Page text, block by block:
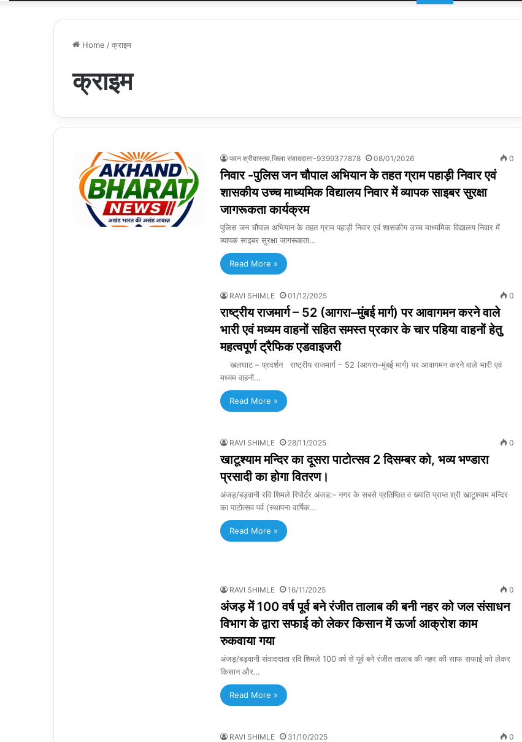
BHARAT
Home /क्राइम
क्राइम
पवन श्रीवास्तव,जिला संवाददाता-9399377878 08/01/2026 0
निवार -पुलिस जन चौपाल अभियान के तहत ग्राम पहाड़ी निवार एवं
शासकीय उच्च माध्यमिक विद्यालय निवार में व्यापक साइबर सुरक्षा
जागरूकता कार्यक्रम
पुलिस जन चौपाल अभियान के तहत ग्राम पहाड़ी निवार एवं शासकीय उच्च माध्यमिक विद्यालय निवार में
व्यापक साइबर सुरक्षा जागरूकता…
Read More »
RAVI SHIMLE 01/12/2025 0
राष्ट्रीय राजमार्ग – 52 (आगरा–मुंबई मार्ग) पर आवागमन करने वाले
भारी एवं मध्यम वाहनों सहित समस्त प्रकार के चार पहिया वाहनों हेतु
महत्वपूर्ण ट्रैफिक एडवाइजरी
खलघाट – प्रदर्शन राष्ट्रीय राजमार्ग – 52 (आगरा–मुंबई मार्ग) पर आवागमन करने वाले भारी एवं
मध्यम वाहनों…
Read More »
RAVI SHIMLE 28/11/2025 0
खाटूश्याम मन्दिर का दूसरा पाटोत्सव 2 दिसम्बर को, भव्य भण्डारा
प्रसादी का होगा वितरण।
अंजड़/बड़वानी रवि शिमले रिपोर्टर अंजड:- नगर के सबसे प्रतिष्ठित व ख्याति प्राप्त श्री खाटूश्याम मन्दिर
का पाटोत्सव पर्व (स्थापना वार्षिक…
Read More »
RAVI SHIMLE 16/11/2025 0
अंजड़ में 100 वर्ष पूर्व बने रंजीत तालाब की बनी नहर को जल संसाधन
विभाग के द्वारा सफाई को लेकर किसान में ऊर्जा आक्रोश काम
रुकवाया गया
अंजड़/बड़वानी संवाददाता रवि शिमले 100 वर्ष से पूर्व बने रंजीत तालाब की नहर की साफ सफाई को लेकर
किसान और…
Read More »
RAVI SHIMLE 31/10/2025 0